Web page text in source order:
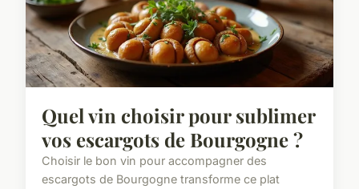
Quel vin choisir pour sublimer
vos escargots de Bourgogne ?
Choisir le bon vin pour accompagner des
escargots de Bourgogne transforme ce plat